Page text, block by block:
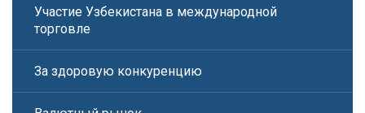
Участие Узбекистана в международной
торговле
За здоровую конкуренцию